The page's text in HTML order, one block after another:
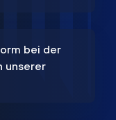
bei der
unserer